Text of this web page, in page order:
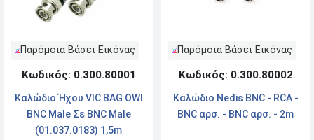
Παρόμοια Βάσει Εικόνας
Κωδικός: 0.300.80001
Καλώδιο Ήχου VIC BAG OWI
BNC Male Σε BNC Male
(01.037.0183) 1,5m
Παρόμοια Βάσει Εικόνας
Κωδικός: 0.300.80002
Καλώδιο Nedis BNC - RCA -
BNC αρσ. - BNC αρσ. - 2m